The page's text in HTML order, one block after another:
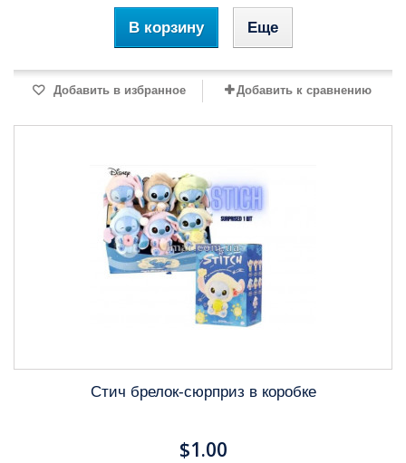
В корзину Еще
Добавить в избранное Добавить к сравнению
Стич брелок-сюрприз в коробке
$1.00